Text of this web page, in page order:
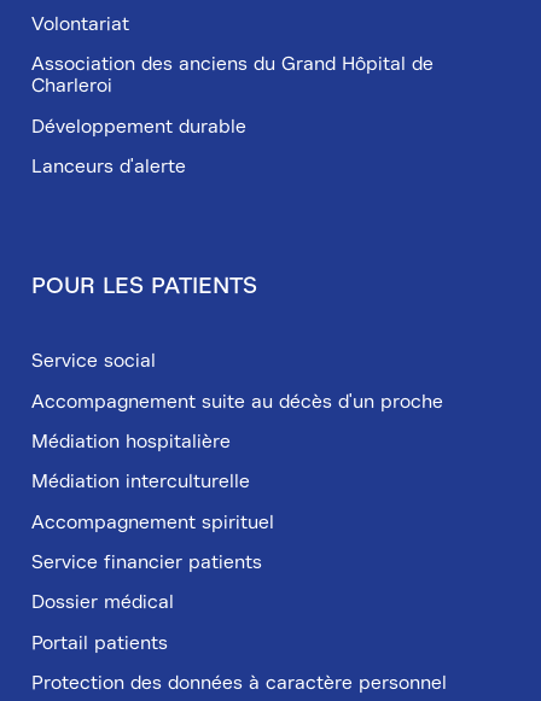
Volontariat
Association des anciens du Grand Hôpital de
Charleroi
Développement durable
Lanceurs d'alerte
POUR LES PATIENTS
Service social
Accompagnement suite au décès d'un proche
Médiation hospitalière
Médiation interculturelle
Accompagnement spirituel
Service financier patients
Dossier médical
Portail patients
Protection des données à caractère personnel